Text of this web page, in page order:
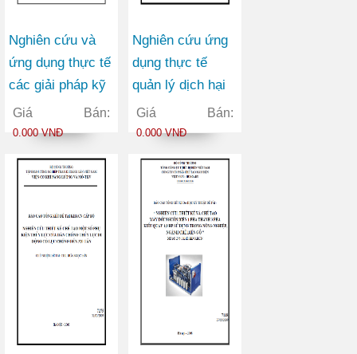
Nghiên cứu và
ứng dụng thực tế
các giải pháp kỹ
thuật canh tác và
quản lý tổng hợp
hại chủ yếu trên
Đăk Nông
Giá Bán:
0.000 VNĐ
Nghiên cứu ứng
dụng thực tế
quản lý dịch hại
tổng hợp (IPM)
và một số giải
nâng cao năng
suất cà phê bền
vững ở Đăk Lăk
Giá Bán:
0.000 VNĐ